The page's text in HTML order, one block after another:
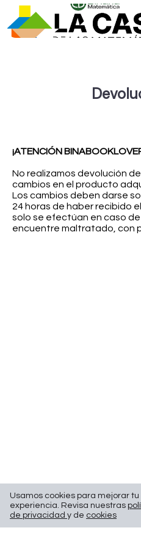
¡ATENCIÓN
No realizamos devolución
cambios en el producto
Los cambios deben darse
24 horas de haber recibido
solo se efectúan en caso
encuentre maltratado, con
Usamos cookies para mejorar tu
experiencia. Revisa nuestras
de privacidad y de cookies